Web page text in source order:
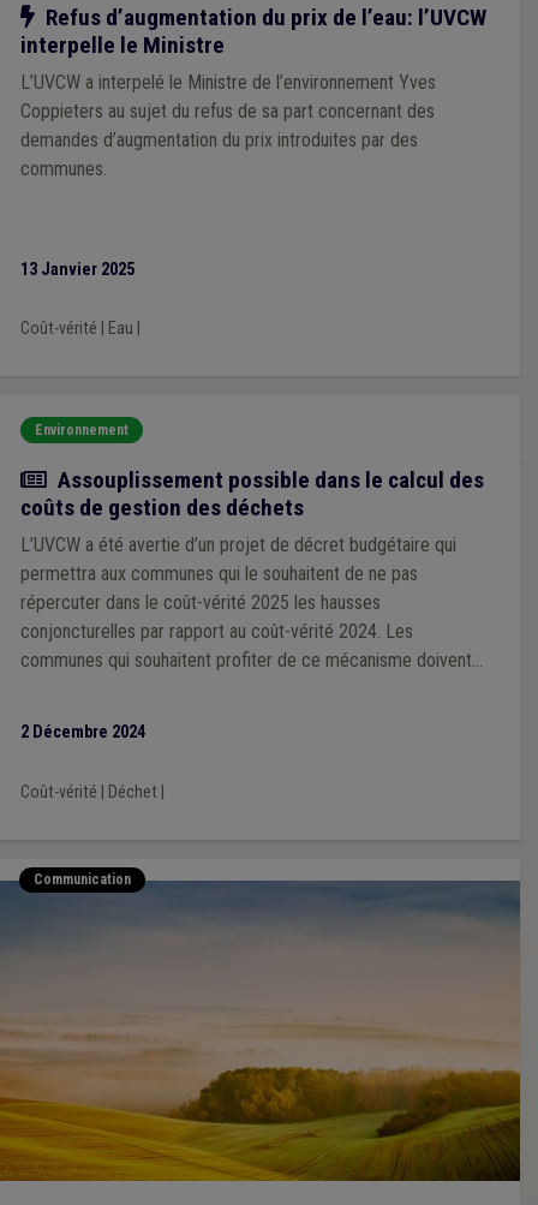
Notre action
Refus d’augmentation du prix de l’eau: l’UVCW
interpelle le Ministre
L’UVCW a interpelé le Ministre de l’environnement Yves
Coppieters au sujet du refus de sa part concernant des
demandes d’augmentation du prix introduites par des
communes.
13 Janvier 2025
Coût-vérité Eau
Environnement
Actualité
Assouplissement possible dans le calcul des
coûts de gestion des déchets
L’UVCW a été avertie d’un projet de décret budgétaire qui
permettra aux communes qui le souhaitent de ne pas
répercuter dans le coût-vérité 2025 les hausses
conjoncturelles par rapport au coût-vérité 2024. Les
communes qui souhaitent profiter de ce mécanisme doivent
2 Décembre 2024
Coût-vérité Déchet|
Communication